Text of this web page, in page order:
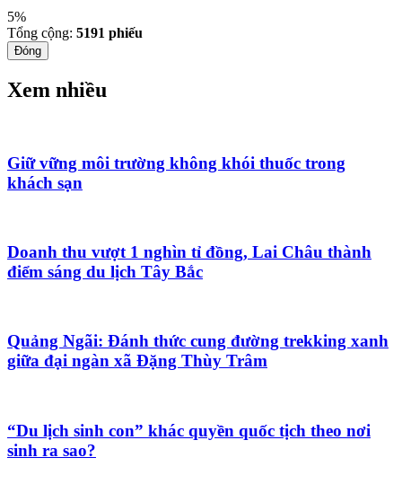
5%
Tổng cộng: 5191 phiếu
Đóng
Xem nhiều
Giữ vững môi trường không khói thuốc trong
khách sạn
Doanh thu vượt 1 nghìn tỉ đồng, Lai Châu thành
điểm sáng du lịch Tây Bắc
Quảng Ngãi: Đánh thức cung đường trekking xanh
giữa đại ngàn xã Đặng Thùy Trâm
“Du lịch sinh con” khác quyền quốc tịch theo nơi
sinh ra sao?